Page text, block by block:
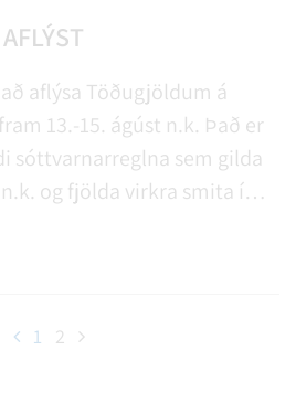
aflýsa Töðugjöldum á
13.-15. ágúst n.k. Það er
sóttvarnarreglna sem gilda
og fjölda virkra smita í
F
1 2